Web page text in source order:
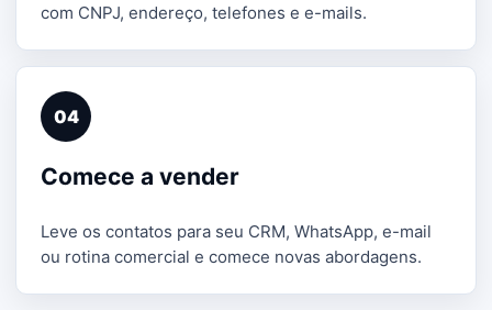
com CNPJ, endereço, telefones e e-mails.
04
Comece a vender
Leve os contatos para seu CRM, WhatsApp, e-mail
ou rotina comercial e comece novas abordagens.